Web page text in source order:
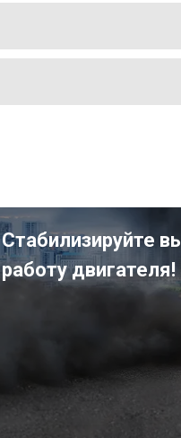
Стабилизируйте
работу двигателя!